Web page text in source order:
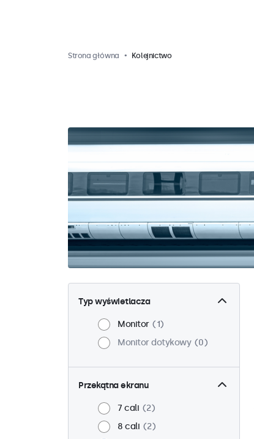
Strona główna Kolejnictwo
Typ wyświetlacza
Monitor
1
Monitor dotykowy
0
Przekątna ekranu
7 cali
2
8 cali
2